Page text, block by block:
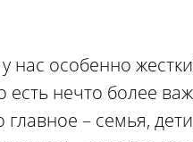
нас особенно
нечто более
– семья,